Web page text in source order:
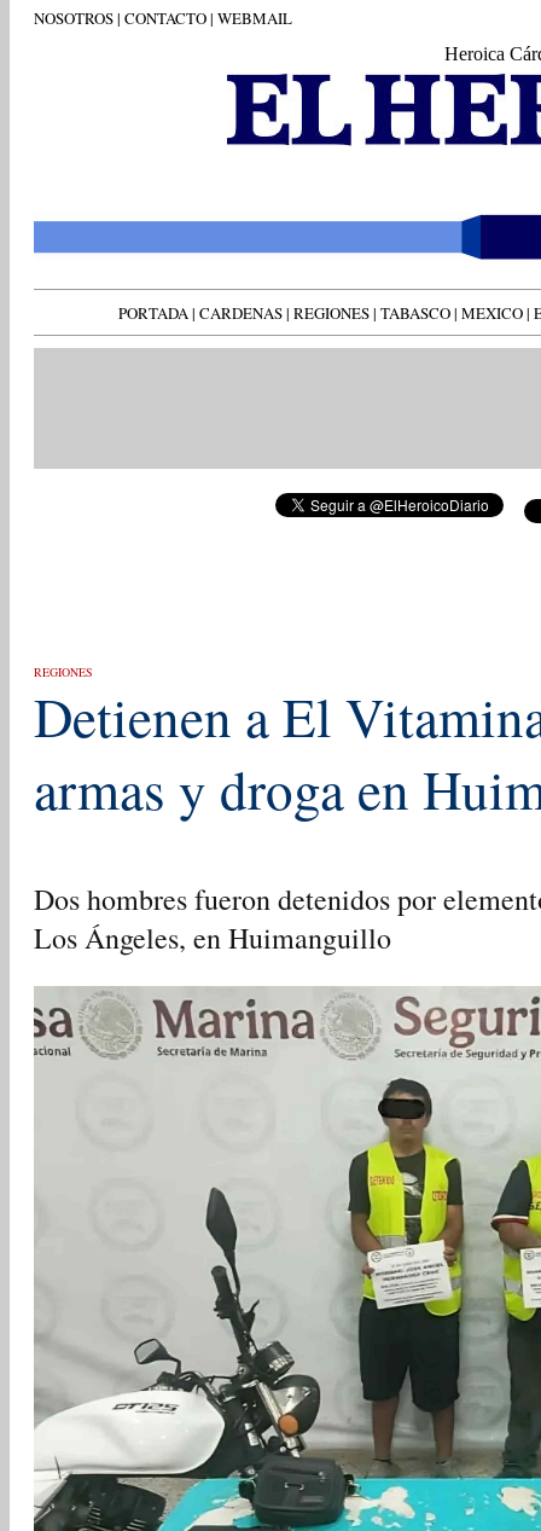
NOSOTROS| CONTACTO| WEBMAIL
Heroica
PORTADA| CARDENAS| REGIONES| TABASCO| MEXICO|
REGIONES
Detienen a El
armas y droga en
Dos hombres fueron detenidos por
Los Ángeles, en Huimanguillo